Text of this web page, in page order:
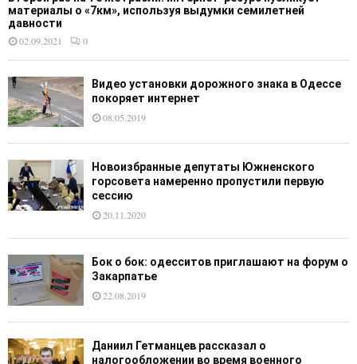
материалы о «7км», используя выдумки семилетней
давности
02.09.2021
0
Видео установки дорожного знака в Одессе
покоряет интернет
08.05.2019
Новоизбранные депутаты Южненского
горсовета намеренно пропустили первую
сессию
20.11.2020
Бок о бок: одесситов приглашают на форум о
Закарпатье
22.08.2019
Даниил Гетманцев рассказал о
налогообложении во время военного